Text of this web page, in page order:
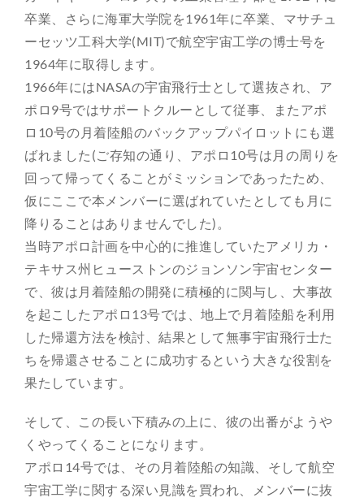
卒業、さらに海軍大学院を1961年に卒業、マサチュ
ーセッツ工科大学(MIT)で航空宇宙工学の博士号を
1964年に取得します。
1966年にはNASAの宇宙飛行士として選抜され、ア
ポロ9号ではサポートクルーとして従事、またアポ
ロ10号の月着陸船のバックアップパイロットにも選
ばれました(ご存知の通り、アポロ10号は月の周りを
回って帰ってくることがミッションであったため、
仮にここで本メンバーに選ばれていたとしても月に
降りることはありませんでした)。
当時アポロ計画を中心的に推進していたアメリカ・
テキサス州ヒューストンのジョンソン宇宙センター
で、彼は月着陸船の開発に積極的に関与し、大事故
を起こしたアポロ13号では、地上で月着陸船を利用
した帰還方法を検討、結果として無事宇宙飛行士た
ちを帰還させることに成功するという大きな役割を
果たしています。
そして、この長い下積みの上に、彼の出番がようや
くやってくることになります。
アポロ14号では、その月着陸船の知識、そして航空
宇宙工学に関する深い見識を買われ、メンバーに抜